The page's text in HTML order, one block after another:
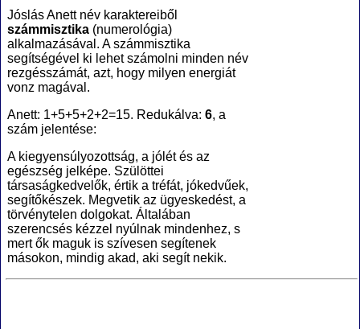
Jóslás Anett név karaktereiből
számmisztika (numerológia)
alkalmazásával. A számmisztika
segítségével ki lehet számolni minden név
rezgésszámát, azt, hogy milyen energiát
vonz magával.
Anett: 1+5+5+2+2=15. Redukálva: 6, a
szám jelentése:
A kiegyensúlyozottság, a jólét és az
egészség jelképe. Szülöttei
társaságkedvelők, értik a tréfát, jókedvűek,
segítőkészek. Megvetik az ügyeskedést, a
törvénytelen dolgokat. Általában
szerencsés kézzel nyúlnak mindenhez, s
mert ők maguk is szívesen segítenek
másokon, mindig akad, aki segít nekik.